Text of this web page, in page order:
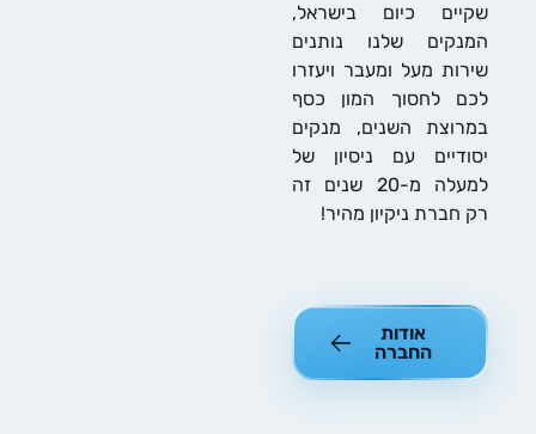
כיום בישראל,
שלנו נותנים
מעל ומעבר ויעזרו
לחסוך המון כסף
השנים, מנקים
עם ניסיון של
למעלה מ-20 שנים זה
ניקיון מהיר!